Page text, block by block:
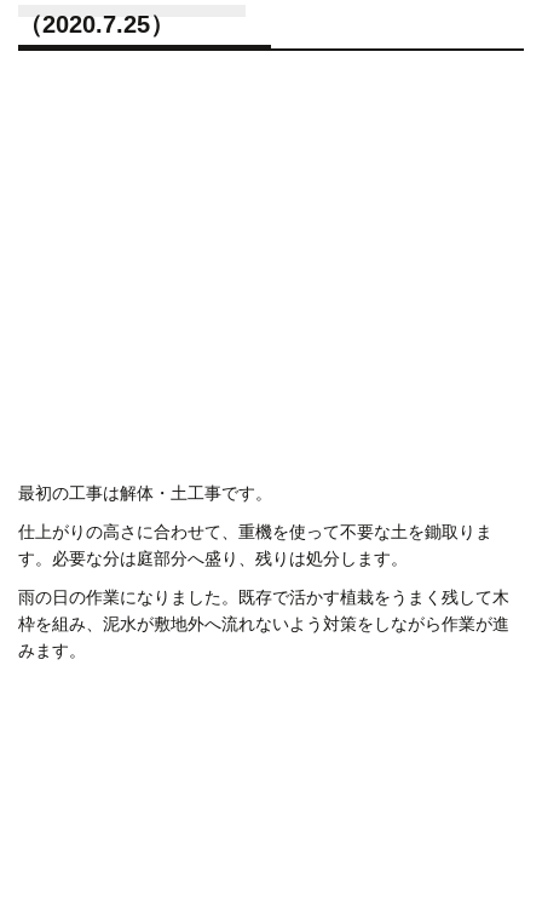
（2020.7.25）
最初の工事は解体・土工事です。
仕上がりの高さに合わせて、重機を使って不要な土を鋤取りま
す。必要な分は庭部分へ盛り、残りは処分します。
雨の日の作業になりました。既存で活かす植栽をうまく残して木
枠を組み、泥水が敷地外へ流れないよう対策をしながら作業が進
みます。